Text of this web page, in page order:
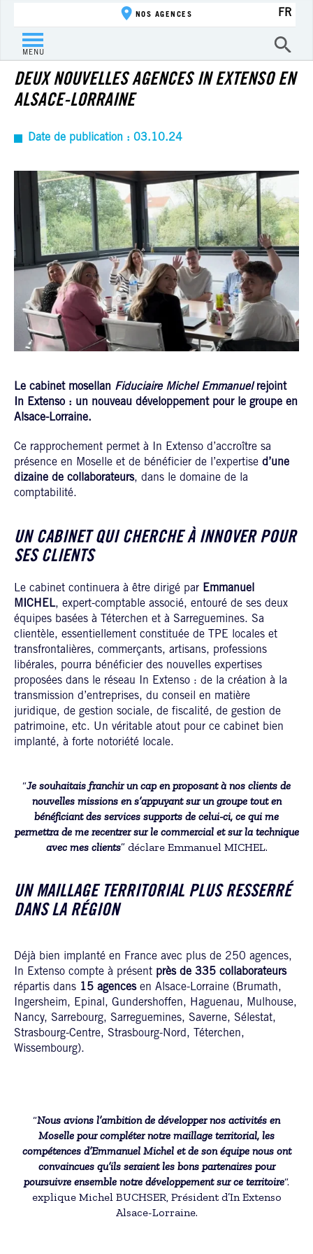
MENU
NOS AGENCES FR
ACTUALITÉ
DEUX NOUVELLES AGENCES IN EXTENSO EN
ALSACE-LORRAINE
Date de publication : 03.10.24
Le cabinet mosellan Fiduciaire Michel Emmanuelrejoint
In Extenso : un nouveau développement pour le groupe en
Alsace-Lorraine.
Ce rapprochement permet à In Extenso d’accroître sa
présence en Moselle et de bénéficier de l’expertise d’une
dizaine de collaborateurs, dans le domaine de la
comptabilité.
UN CABINET QUI CHERCHE À INNOVER POUR
SES CLIENTS
Le cabinet continuera à être dirigé par Emmanuel
MICHEL, expert-comptable associé, entouré de ses deux
équipes basées à Téterchen et à Sarreguemines. Sa
clientèle, essentiellement constituée de TPE locales et
transfrontalières, commerçants, artisans, professions
libérales, pourra bénéficier des nouvelles expertises
proposées dans le réseau In Extenso : de la création à la
transmission d’entreprises, du conseil en matière
juridique, de gestion sociale, de fiscalité, de gestion de
patrimoine, etc. Un véritable atout pour ce cabinet bien
implanté, à forte notoriété locale.
“Je souhaitais franchir un cap en proposant à nos clients de
nouvelles missions en s’appuyant sur un groupe tout en
bénéficiant des services supports de celui-ci, ce qui me
permettra de me recentrer sur le commercial et sur la technique
avec mes clients” déclare Emmanuel MICHEL.
UN MAILLAGE TERRITORIAL PLUS RESSERRÉ
DANS LA RÉGION
Déjà bien implanté en France avec plus de 250 agences,
In Extenso compte à présent près de 335 collaborateurs
répartis dans 15 agencesen Alsace-Lorraine (Brumath,
Ingersheim, Epinal, Gundershoffen, Haguenau, Mulhouse,
Nancy, Sarrebourg, Sarreguemines, Saverne, Sélestat,
Strasbourg-Centre, Strasbourg-Nord, Téterchen,
Wissembourg).
“Nous avions l’ambition de développer nos activités en
Moselle pour compléter notre maillage territorial, les
compétences d’Emmanuel Michel et de son équipe nous ont
convaincues qu’ils seraient les bons partenaires pour
poursuivre ensemble notre développement sur ce territoire“.
explique Michel BUCHSER, Président d’In Extenso
Alsace-Lorraine.